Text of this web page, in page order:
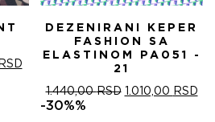
RSDТРЕНУТНА
840,00 RSD.
DEZENIRANI KEPER
FASHION SA
ELASTINOM PA051 -
21
1.440,00RSD ОРИГИНАЛНА
1.010,00 RSD
-30%%